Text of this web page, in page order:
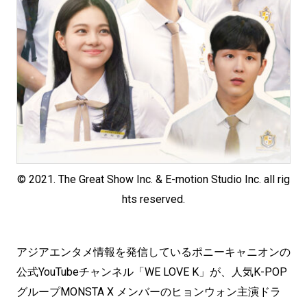
© 2021. The Great Show Inc. & E-motion Studio Inc. all rig
hts reserved.
アジアエンタメ情報を発信しているポニーキャニオンの
公式YouTubeチャンネル「WE LOVE K」が、人気K-POP
グループMONSTA X メンバーのヒョンウォン主演ドラ